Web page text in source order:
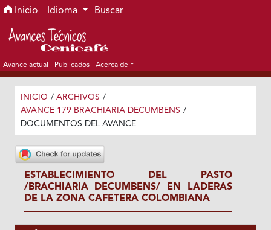
Ir al menú de navegación principal
Ir al contenido principal
Ir al pie de página del sitio
Inicio Idioma Buscar
Avance actual Publicados Acerca de
INICIO / ARCHIVOS /
AVANCE 179 BRACHIARIA DECUMBENS /
DOCUMENTOS DEL AVANCE
ESTABLECIMIENTO DEL PASTO
/BRACHIARIA DECUMBENS/ EN LADERAS
DE LA ZONA CAFETERA COLOMBIANA